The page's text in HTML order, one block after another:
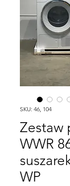
SKU: 46, 104
Zestaw
WWR
WP